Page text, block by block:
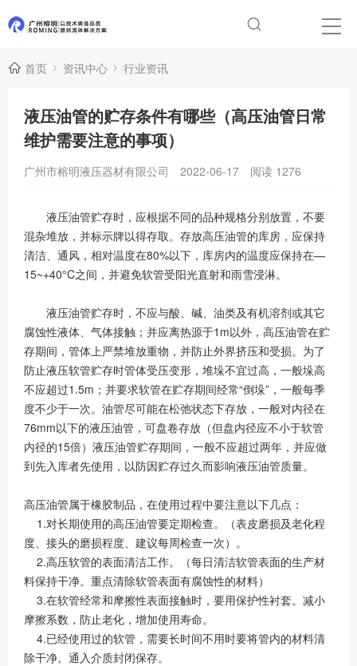
首页 资讯中心 行业资讯
液压油管的贮存条件有哪些（高压油管日常
维护需要注意的事项）
广州市榕明液压器材有限公司 2022-06-17 阅读 1276
液压油管贮存时，应根据不同的品种规格分别放置，不要
混杂堆放，并标示牌以得存取。存放高压油管的库房，应保持
清洁、通风，相对温度在80%以下，库房内的温度应保持在—
15~+40°C之间，并避免软管受阳光直射和雨雪浸淋。
液压油管贮存时，不应与酸、碱、油类及有机溶剂或其它
腐蚀性液体、气体接触；并应离热源于1m以外，高压油管在贮
存期间，管体上严禁堆放重物，并防止外界挤压和受损。为了
防止液压软管贮存时管体受压变形，堆垛不宜过高，一般垛高
不应超过1.5m；并要求软管在贮存期间经常“倒垛”，一般每季
度不少于一次。油管尽可能在松弛状态下存放，一般对内径在
76mm以下的液压油管，可盘卷存放（但盘内径应不小于软管
内径的15倍）液压油管贮存期间，一般不应超过两年，并应做
到先入库者先使用，以防因贮存过久而影响液压油管质量。
高压油管属于橡胶制品，在使用过程中要注意以下几点：
1.对长期使用的高压油管要定期检查。（表皮磨损及老化程
度、接头的磨损程度、建议每周检查一次）。
2.高压软管的表面清洁工作。（每日清洁软管表面的生产材
料保持干净。重点清除软管表面有腐蚀性的材料）
3.在软管经常和摩擦性表面接触时，要用保护性衬套。减小
摩擦系数，防止老化，增加使用寿命。
4.已经使用过的软管，需要长时间不用时要将管内的材料清
除干净。通入介质封闭保存。